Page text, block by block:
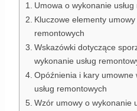
Umowa o wykonanie
Kluczowe elementy umowy
remontowych
Wskazówki dotyczące
wykonanie usług
Opóźnienia i kary umowne
usług remontowych
Wzór umowy o wykonanie